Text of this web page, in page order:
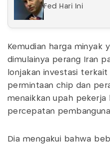
Fed Hari Ini
Kemudian harga minyak
dimulainya perang Iran
lonjakan investasi
permintaan chip dan
menaikkan upah pekerja
percepatan
Dia mengakui bahwa